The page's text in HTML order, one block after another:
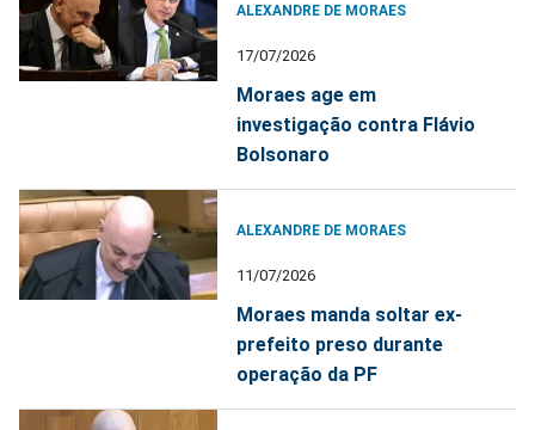
ALEXANDRE DE MORAES
17/07/2026
Moraes age em
investigação contra Flávio
Bolsonaro
ALEXANDRE DE MORAES
11/07/2026
Moraes manda soltar ex-
prefeito preso durante
operação da PF